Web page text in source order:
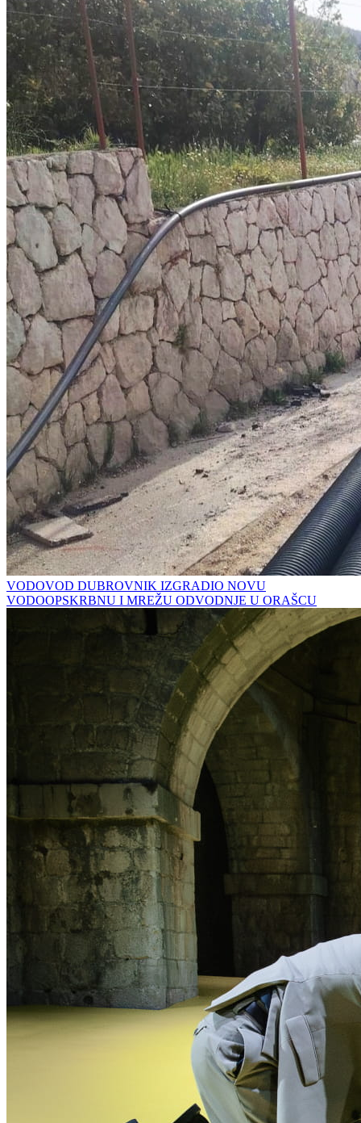
VODOVOD DUBROVNIK IZGRADIO NOVU
VODOOPSKRBNU I MREŽU ODVODNJE U ORAŠCU